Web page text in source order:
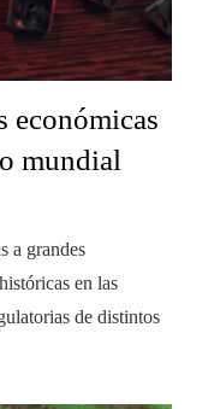
económicas
mundial
a grandes
en las
de distintos